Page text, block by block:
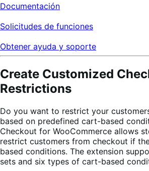
Documentación
Solicitudes de funciones
Obtener ayuda y soporte
Create Customized
Restrictions
Do you want to restrict your
based on predefined cart-based
Checkout for WooCommerce allows
restrict customers from checkout if
based conditions. The extension
sets and six types of cart-based